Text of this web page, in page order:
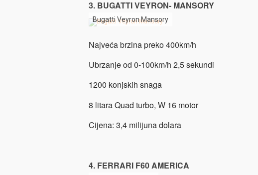
3. BUGATTI VEYRON- MANSORY
Bugatti Veyron Mansory
Najveća brzina preko 400km/h
Ubrzanje od 0-100km/h 2,5 sekundi
1200 konjskih snaga
8 litara Quad turbo, W 16 motor
Cijena: 3,4 milijuna dolara
4. FERRARI F60 AMERICA